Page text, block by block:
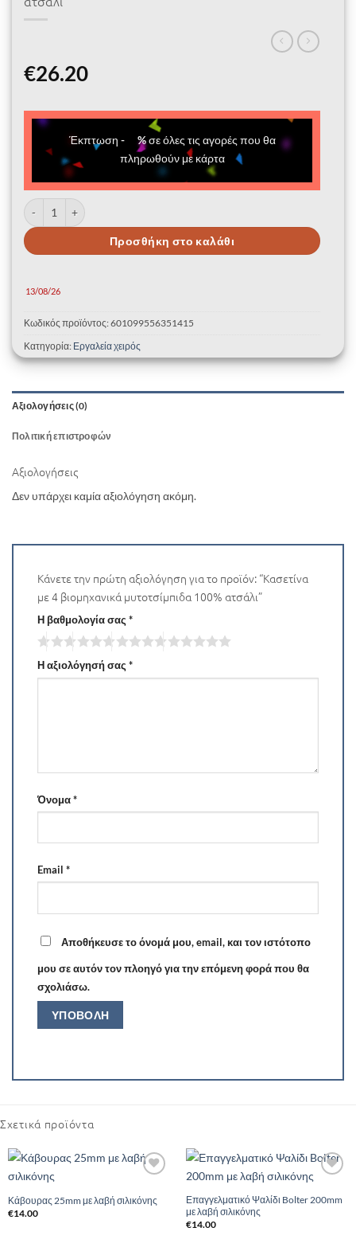
€26.20
Έκπτωση - %σε όλες τις αγορές που θα
πληρωθούν με κάρτα
Κασετίνα με 4 βιομηχανικά μυτοτσίμπιδα 100% ατσάλι ποσότητα
Προσθήκη στο καλάθι
13/08/26
Κωδικός προϊόντος:601099556351415
Κατηγορία: Εργαλεία χειρός
Αξιολογήσεις (0)
Πολιτική επιστροφών
Αξιολογήσεις
Δεν υπάρχει καμία αξιολόγηση ακόμη.
Κάνετε την πρώτη αξιολόγηση για το προϊόν: “Κασετίνα
με 4 βιομηχανικά μυτοτσίμπιδα 100% ατσάλι”
Η βαθμολογία σας *
Η αξιολόγησή σας *
Όνομα*
Email *
Αποθήκευσε το όνομά μου, email, και τον ιστότοπο
μου σε αυτόν τον πλοηγό για την επόμενη φορά που θα
σχολιάσω.
Σχετικά προϊόντα
Wishlist
Κάβουρας 25mm με λαβή σιλικόνης
€14.00
Add to
Επαγγελματικό Ψαλίδι Bolter 200mm
με λαβή σιλικόνης
€14.00